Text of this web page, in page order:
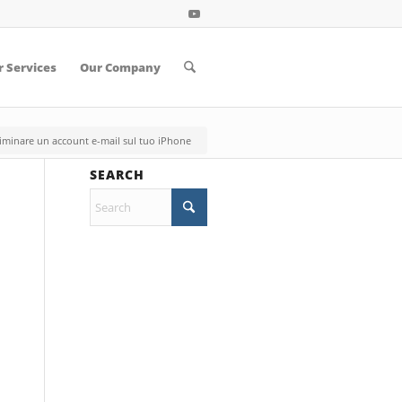
Services Our Company
un account e-mail sul tuo iPhone
SEARCH